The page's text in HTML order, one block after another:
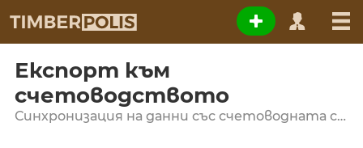
Експорт към
счетоводството
Синхронизация на данни със счетоводната система на компанията